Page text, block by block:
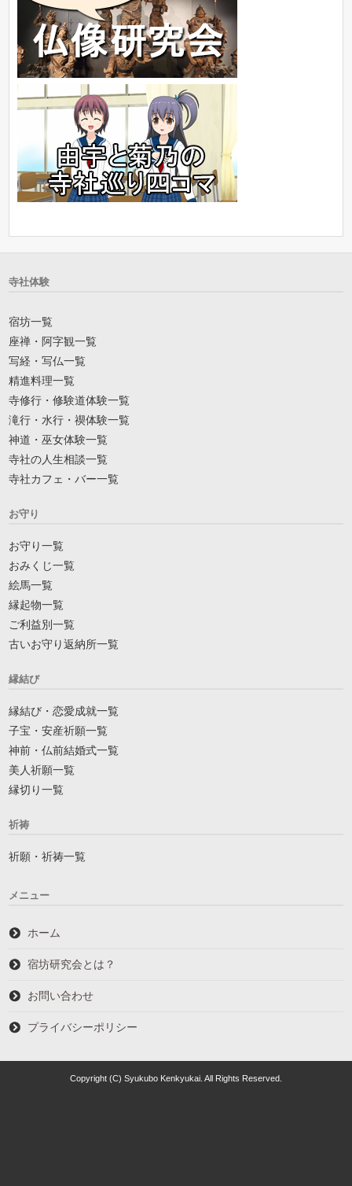
寺社体験
宿坊一覧
座禅・阿字観一覧
写経・写仏一覧
精進料理一覧
寺修行・修験道体験一覧
滝行・水行・禊体験一覧
神道・巫女体験一覧
寺社の人生相談一覧
寺社カフェ・バー一覧
お守り
お守り一覧
おみくじ一覧
絵馬一覧
縁起物一覧
ご利益別一覧
古いお守り返納所一覧
縁結び
縁結び・恋愛成就一覧
子宝・安産祈願一覧
神前・仏前結婚式一覧
美人祈願一覧
縁切り一覧
祈祷
祈願・祈祷一覧
メニュー
ホーム
宿坊研究会とは？
お問い合わせ
プライバシーポリシー
Copyright (C) Syukubo Kenkyukai. All Rights Reserved.